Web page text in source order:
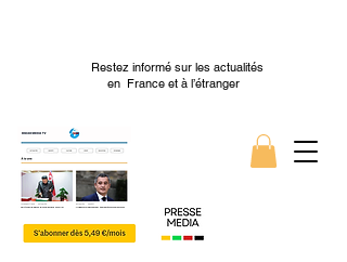
Restez informé sur les actualités
en France et à l’étranger